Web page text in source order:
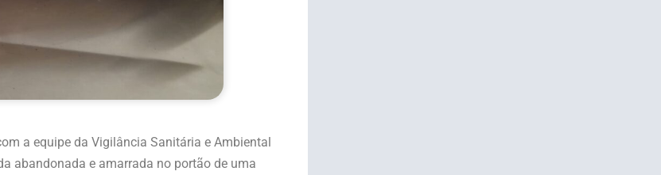
a equipe da Vigilância Sanitária e Ambiental
abandonada e amarrada no portão de uma